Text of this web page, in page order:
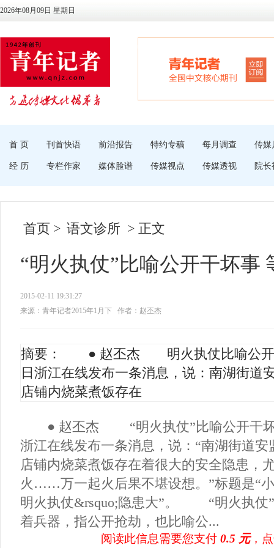
2026年08月09日 星期日
首 页 刊首快语 前沿报告 特约专稿 每月调查 传媒
经 历 专栏作家 媒体脸谱 传媒视点 传媒透视 院长
首页 > 语文诊所 > 正文
“明火执仗”比喻公开干坏事
2015-02-11 19:31:27
来源：青年记者2015年1月下
作者：赵丕杰
摘要： ● 赵丕杰 明火执仗比喻公
日浙江在线发布一条消息，说：南湖街道
店铺内烧菜煮饭存在
● 赵丕杰 “明火执仗”比喻公开干
浙江在线发布一条消息，说：“南湖街道
店铺内烧菜煮饭存在着很大的安全隐患，
火……万一起火后果不堪设想。”标题是“
明火执仗&rsquo;隐患大”。 “明火执仗”
着兵器，指公开抢劫，也比喻公...
阅读此信息需要您支付 0.5 元，